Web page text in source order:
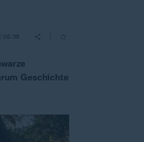
05:38
Geschichte